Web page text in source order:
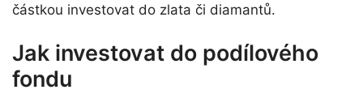
částkou investovat do zlata či diamantů.
Jak investovat do podílového
fondu